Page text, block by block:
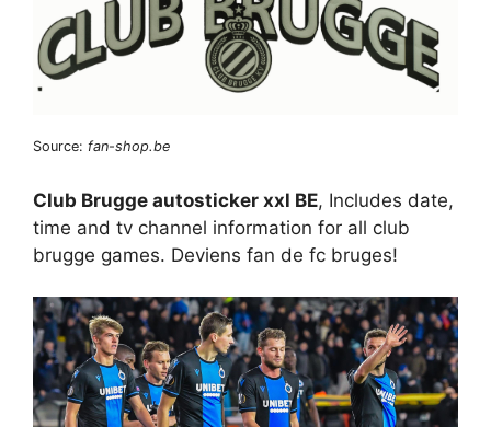
Source: fan-shop.be
Club Brugge autosticker xxl BE, Includes date,
time and tv channel information for all club
brugge games. Deviens fan de fc bruges!